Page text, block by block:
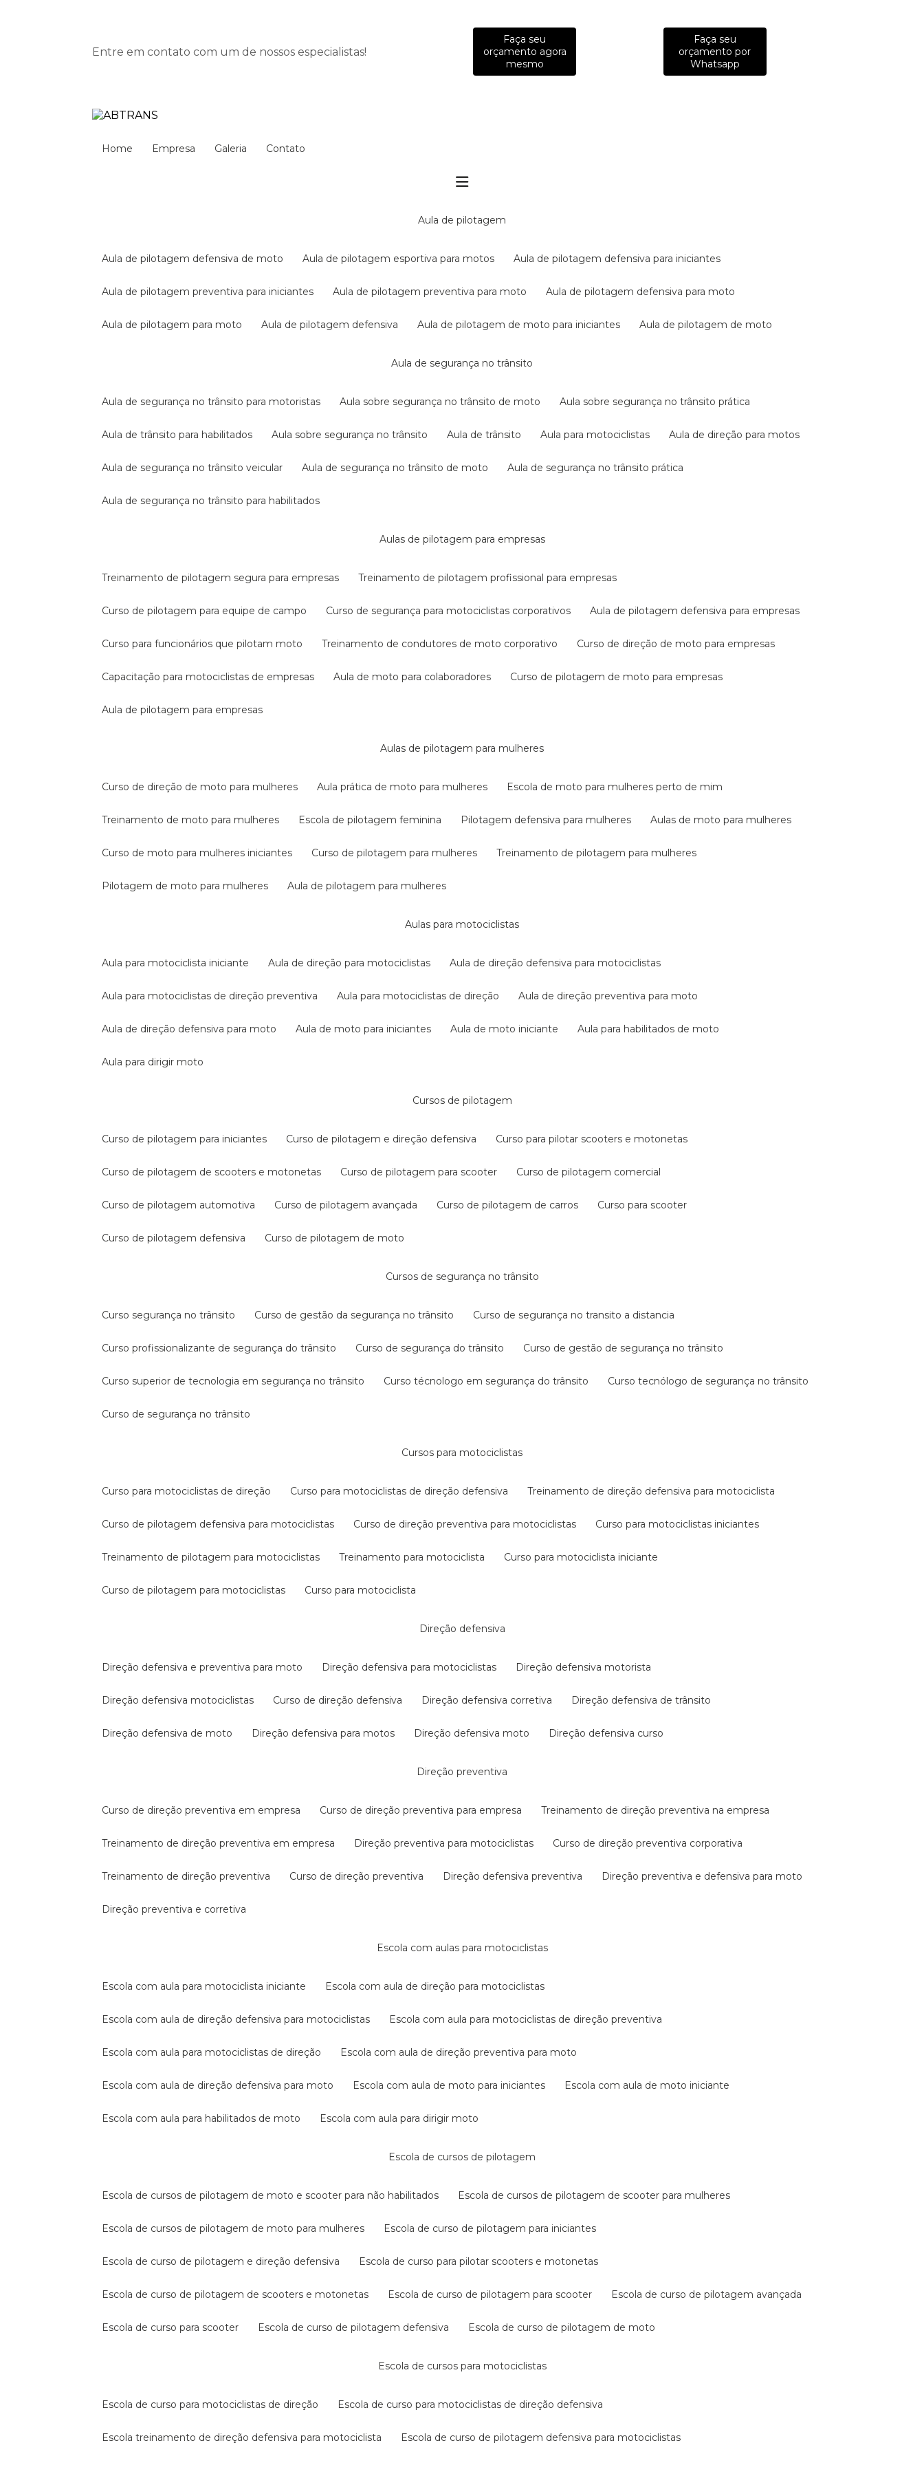
Entre em contato com um de nossos especialistas!
Faça seu
orçamento agora
mesmo
Faça seu
orçamento por
Whatsapp
Home Empresa Galeria Contato
aula de pilotagem
aula de pilotagem defensiva de moto aula de pilotagem esportiva para motos aula de pilotagem defensiva para iniciantes
aula de pilotagem preventiva para iniciantes aula de pilotagem preventiva para moto aula de pilotagem defensiva para moto
aula de pilotagem para moto aula de pilotagem defensiva aula de pilotagem de moto para iniciantes aula de pilotagem de moto
aula de segurança no trânsito
aula de segurança no trânsito para motoristas aula sobre segurança no trânsito de moto aula sobre segurança no trânsito prática
aula de trânsito para habilitados aula sobre segurança no trânsito aula de trânsito aula para motociclistas aula de direção para motos
aula de segurança no trânsito veicular aula de segurança no trânsito de moto aula de segurança no trânsito prática
aula de segurança no trânsito para habilitados
aulas de pilotagem para empresas
treinamento de pilotagem segura para empresas treinamento de pilotagem profissional para empresas
curso de pilotagem para equipe de campo curso de segurança para motociclistas corporativos aula de pilotagem defensiva para empresas
curso para funcionários que pilotam moto treinamento de condutores de moto corporativo curso de direção de moto para empresas
capacitação para motociclistas de empresas aula de moto para colaboradores curso de pilotagem de moto para empresas
aula de pilotagem para empresas
aulas de pilotagem para mulheres
curso de direção de moto para mulheres aula prática de moto para mulheres escola de moto para mulheres perto de mim
treinamento de moto para mulheres escola de pilotagem feminina pilotagem defensiva para mulheres aulas de moto para mulheres
curso de moto para mulheres iniciantes curso de pilotagem para mulheres treinamento de pilotagem para mulheres
pilotagem de moto para mulheres aula de pilotagem para mulheres
aulas para motociclistas
aula para motociclista iniciante aula de direção para motociclistas aula de direção defensiva para motociclistas
aula para motociclistas de direção preventiva aula para motociclistas de direção aula de direção preventiva para moto
aula de direção defensiva para moto aula de moto para iniciantes aula de moto iniciante aula para habilitados de moto
aula para dirigir moto
cursos de pilotagem
curso de pilotagem para iniciantes curso de pilotagem e direção defensiva curso para pilotar scooters e motonetas
curso de pilotagem de scooters e motonetas curso de pilotagem para scooter curso de pilotagem comercial
curso de pilotagem automotiva curso de pilotagem avançada curso de pilotagem de carros curso para scooter
curso de pilotagem defensiva curso de pilotagem de moto
cursos de segurança no trânsito
curso segurança no trânsito curso de gestão da segurança no trânsito curso de segurança no transito a distancia
curso profissionalizante de segurança do trânsito curso de segurança do trânsito curso de gestão de segurança no trânsito
curso superior de tecnologia em segurança no trânsito curso técnologo em segurança do trânsito curso tecnólogo de segurança no trânsito
curso de segurança no trânsito
cursos para motociclistas
curso para motociclistas de direção curso para motociclistas de direção defensiva treinamento de direção defensiva para motociclista
curso de pilotagem defensiva para motociclistas curso de direção preventiva para motociclistas curso para motociclistas iniciantes
treinamento de pilotagem para motociclistas treinamento para motociclista curso para motociclista iniciante
curso de pilotagem para motociclistas curso para motociclista
direção defensiva
direção defensiva e preventiva para moto direção defensiva para motociclistas direção defensiva motorista
direção defensiva motociclistas curso de direção defensiva direção defensiva corretiva direção defensiva de trânsito
direção defensiva de moto direção defensiva para motos direção defensiva moto direção defensiva curso
direção preventiva
curso de direção preventiva em empresa curso de direção preventiva para empresa treinamento de direção preventiva na empresa
treinamento de direção preventiva em empresa direção preventiva para motociclistas curso de direção preventiva corporativa
treinamento de direção preventiva curso de direção preventiva direção defensiva preventiva direção preventiva e defensiva para moto
direção preventiva e corretiva
escola com aulas para motociclistas
escola com aula para motociclista iniciante escola com aula de direção para motociclistas
escola com aula de direção defensiva para motociclistas escola com aula para motociclistas de direção preventiva
escola com aula para motociclistas de direção escola com aula de direção preventiva para moto
escola com aula de direção defensiva para moto escola com aula de moto para iniciantes escola com aula de moto iniciante
escola com aula para habilitados de moto escola com aula para dirigir moto
escola de cursos de pilotagem
escola de cursos de pilotagem de moto e scooter para não habilitados escola de cursos de pilotagem de scooter para mulheres
escola de cursos de pilotagem de moto para mulheres escola de curso de pilotagem para iniciantes
escola de curso de pilotagem e direção defensiva escola de curso para pilotar scooters e motonetas
escola de curso de pilotagem de scooters e motonetas escola de curso de pilotagem para scooter escola de curso de pilotagem avançada
escola de curso para scooter escola de curso de pilotagem defensiva escola de curso de pilotagem de moto
escola de cursos para motociclistas
escola de curso para motociclistas de direção escola de curso para motociclistas de direção defensiva
escola treinamento de direção defensiva para motociclista escola de curso de pilotagem defensiva para motociclistas